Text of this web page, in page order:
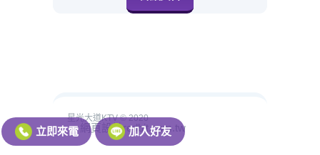
星光大道KTV © 2020
網頁設計redbit.com.tw
立即來電 加入好友